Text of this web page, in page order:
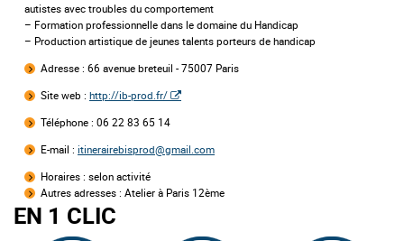
autistes avec troubles du comportement
– Formation professionnelle dans le domaine du Handicap
– Production artistique de jeunes talents porteurs de handicap
Adresse : 66 avenue breteuil - 75007 Paris
Site web : http://ib-prod.fr/
Téléphone : 06 22 83 65 14
E-mail : itinerairebisprod@gmail.com
Horaires : selon activité
Autres adresses : Atelier à Paris 12ème
EN 1 CLIC